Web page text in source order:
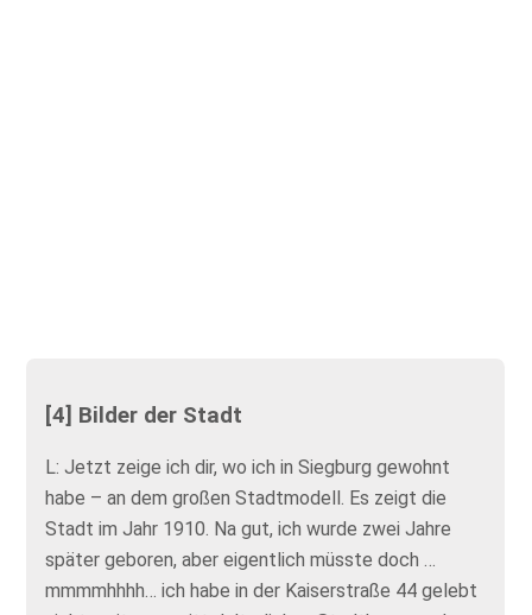
[4] Bilder der Stadt
L: Jetzt zeige ich dir, wo ich in Siegburg gewohnt
habe – an dem großen Stadtmodell. Es zeigt die
Stadt im Jahr 1910. Na gut, ich wurde zwei Jahre
später geboren, aber eigentlich müsste doch …
mmmmhhhh… ich habe in der Kaiserstraße 44 gelebt